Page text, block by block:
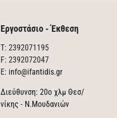
Εργοστάσιο - Έκθεση
T: 2392071195
F: 2392072047
E: info@ifantidis.gr
Διεύθυνση: 20ο χλμ Θεσ/
νίκης - Ν.Μουδανιών